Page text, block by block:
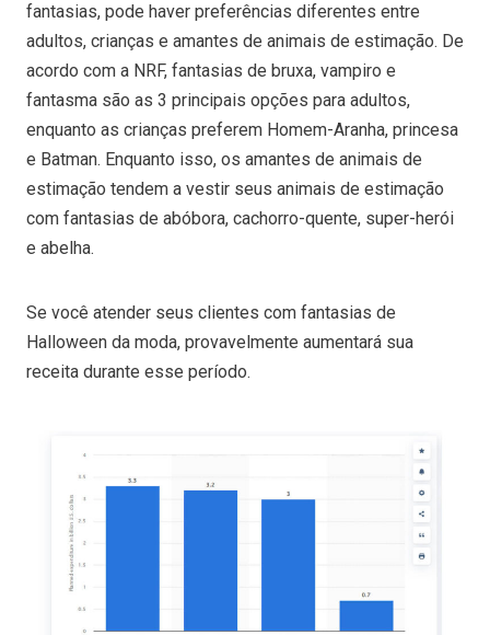
fantasias, pode haver preferências diferentes entre
adultos, crianças e amantes de animais de estimação. De
acordo com a NRF, fantasias de bruxa, vampiro e
fantasma são as 3 principais opções para adultos,
enquanto as crianças preferem Homem-Aranha, princesa
e Batman. Enquanto isso, os amantes de animais de
estimação tendem a vestir seus animais de estimação
com fantasias de abóbora, cachorro-quente, super-herói
e abelha.
Se você atender seus clientes com fantasias de
Halloween da moda, provavelmente aumentará sua
receita durante esse período.